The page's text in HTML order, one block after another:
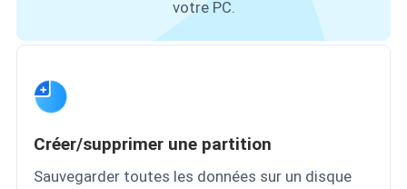
votre PC.
Créer/supprimer une partition
Sauvegarder toutes les données sur un disque